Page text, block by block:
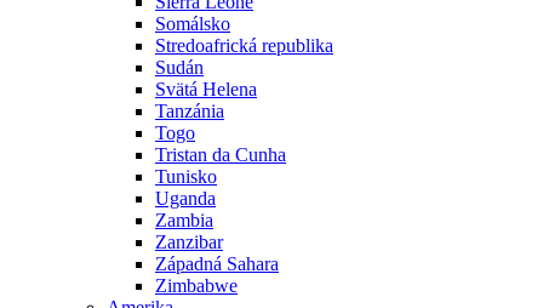
Somálsko
Stredoafrická republika
Sudán
Svätá Helena
Tanzánia
Togo
Tristan da Cunha
Tunisko
Uganda
Zambia
Zanzibar
Západná Sahara
Zimbabwe